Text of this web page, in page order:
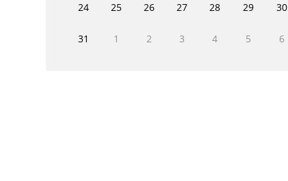
24 25 26 27 28 29 30
31 1 2 3 4 5 6